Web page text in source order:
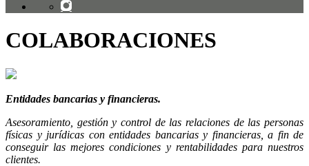
COLABORACIONES
Entidades bancarias y financieras.
Asesoramiento, gestión y control de las relaciones de las personas
físicas y jurídicas con entidades bancarias y financieras, a fin de
conseguir las mejores condiciones y rentabilidades para nuestros
clientes.